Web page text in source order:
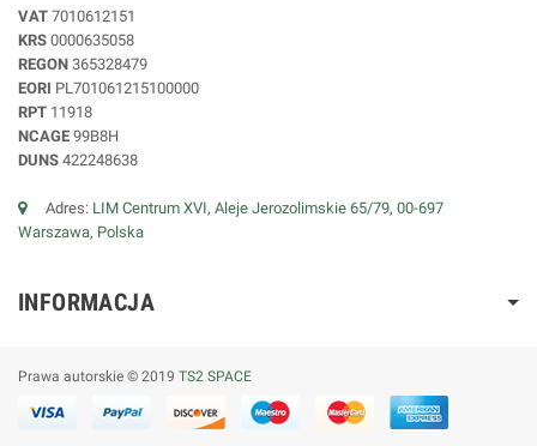
VAT 7010612151
KRS 0000635058
REGON 365328479
EORI PL701061215100000
RPT 11918
NCAGE 99B8H
DUNS 422248638
Adres: LIM Centrum XVI, Aleje Jerozolimskie 65/79, 00-697
Warszawa, Polska
INFORMACJA
Prawa autorskie © 2019 TS2 SPACE